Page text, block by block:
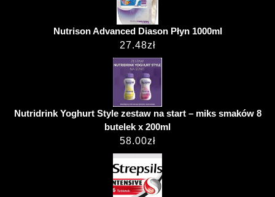
Nutrison Advanced Diason Płyn 1000ml
27.48zł
Nutridrink Yoghurt Style zestaw na start – miks smaków 8
butelek x 200ml
58.00zł